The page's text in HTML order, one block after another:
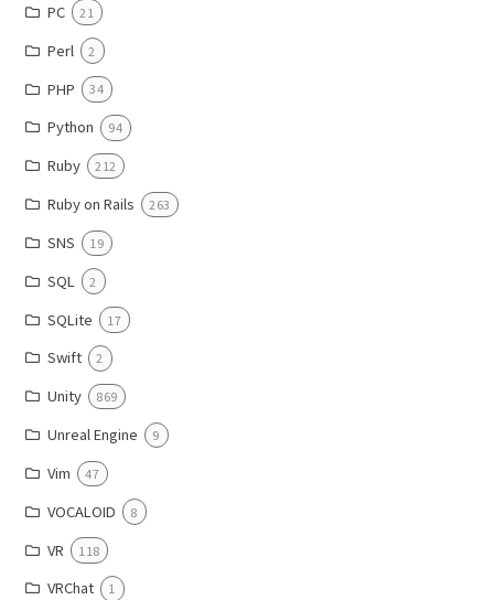
PC 21
Perl 2
PHP 34
Python 94
Ruby 212
Ruby on Rails 263
SNS 19
SQL 2
SQLite 17
Swift 2
Unity 869
Unreal Engine 9
Vim 47
VOCALOID 8
VR 118
VRChat 1